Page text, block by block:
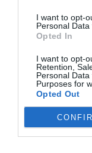
I want to opt-
Personal Data
Opted In
I want to opt-
Retention,
Personal
Purposes for
Opted Out